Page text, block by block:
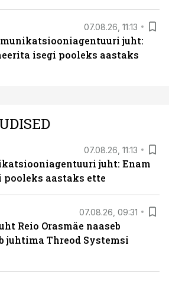
07.08.26, 11:13
juht:
isegi pooleks aastaks
07.08.26, 11:13
juht: Enam
aastaks ette
07.08.26, 09:31
Reio Orasmäe naaseb
juhtima Threod Systemsi